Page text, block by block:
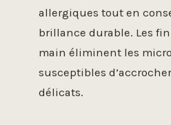
allergiques tout en
brillance durable. Les
main éliminent les
susceptibles
délicats.